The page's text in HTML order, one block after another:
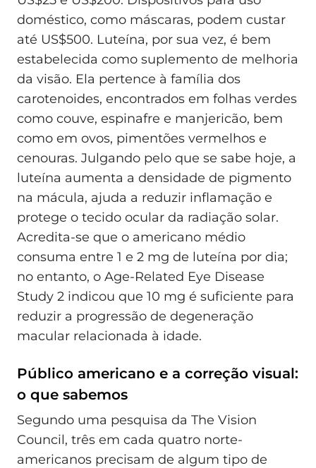
doméstico, como máscaras, podem custar
até US$500. Luteína, por sua vez, é bem
estabelecida como suplemento de melhoria
da visão. Ela pertence à família dos
carotenoides, encontrados em folhas verdes
como couve, espinafre e manjericão, bem
como em ovos, pimentões vermelhos e
cenouras. Julgando pelo que se sabe hoje, a
luteína aumenta a densidade de pigmento
na mácula, ajuda a reduzir inflamação e
protege o tecido ocular da radiação solar.
Acredita-se que o americano médio
consuma entre 1 e 2 mg de luteína por dia;
no entanto, o Age-Related Eye Disease
Study 2 indicou que 10 mg é suficiente para
reduzir a progressão de degeneração
macular relacionada à idade.
Público americano e a correção visual:
o que sabemos
Segundo uma pesquisa da The Vision
Council, três em cada quatro norte-
americanos precisam de algum tipo de